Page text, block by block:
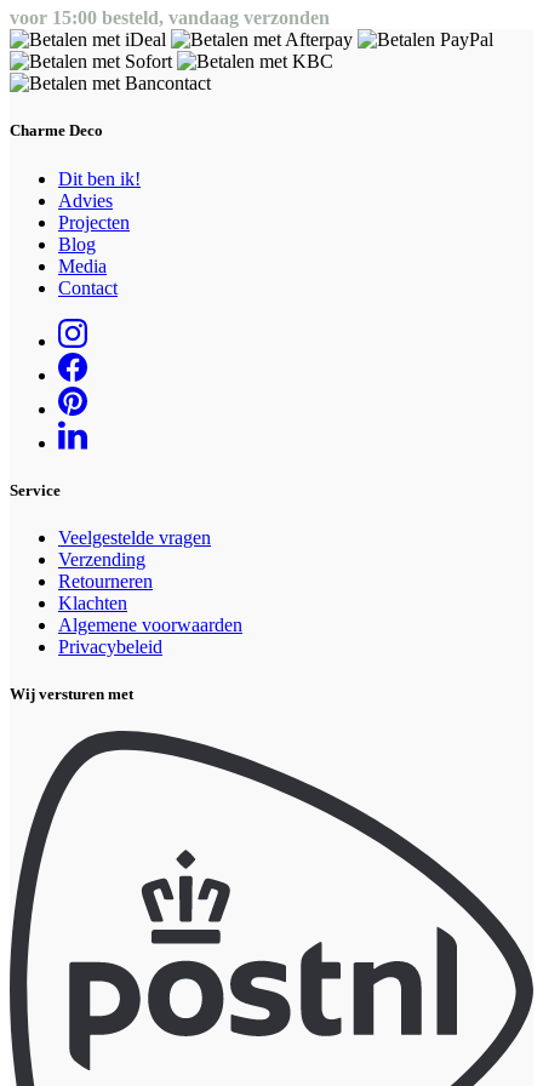
voor 15:00 besteld, vandaag verzonden
Charme Deco
Dit ben ik!
Advies
Projecten
Blog
Media
Contact
Service
Veelgestelde vragen
Verzending
Retourneren
Klachten
Algemene voorwaarden
Privacybeleid
Wij versturen met